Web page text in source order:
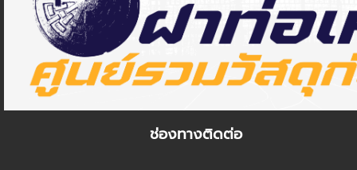
ช่องทางติดต่อ